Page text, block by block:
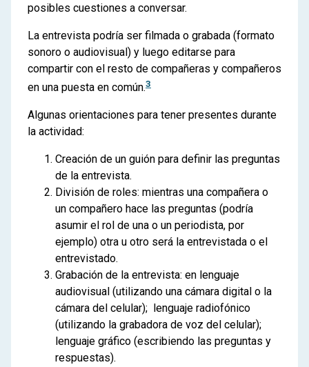
posibles cuestiones a conversar.
La entrevista podría ser filmada o grabada (formato
sonoro o audiovisual) y luego editarse para
compartir con el resto de compañeras y compañeros
en una puesta en común.3
Algunas orientaciones para tener presentes durante
la actividad:
Creación de un guión para definir las preguntas
de la entrevista.
División de roles: mientras una compañera o
un compañero hace las preguntas (podría
asumir el rol de una o un periodista, por
ejemplo) otra u otro será la entrevistada o el
entrevistado.
Grabación de la entrevista: en lenguaje
audiovisual (utilizando una cámara digital o la
cámara del celular); lenguaje radiofónico
(utilizando la grabadora de voz del celular);
lenguaje gráfico (escribiendo las preguntas y
respuestas).